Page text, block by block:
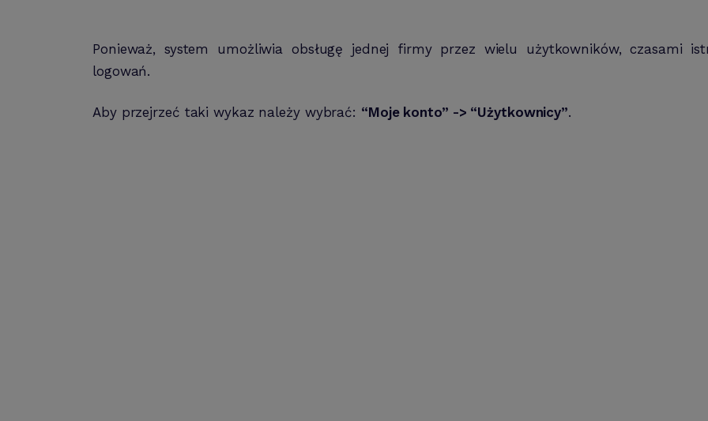
Ponieważ, system umożliwia obsługę jednej firmy przez wielu użytkowników, czasami
logowań.
Aby przejrzeć taki wykaz należy wybrać: “Moje konto” -> “Użytkownicy”.